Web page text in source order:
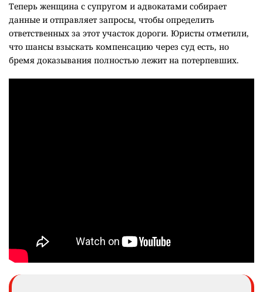
Теперь женщина с супругом и адвокатами собирает
данные и отправляет запросы, чтобы определить
ответственных за этот участок дороги. Юристы отметили,
что шансы взыскать компенсацию через суд есть, но
бремя доказывания полностью лежит на потерпевших.